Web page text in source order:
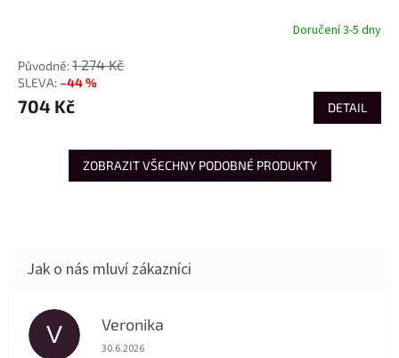
Doručení 3-5 dny
1 274 Kč
–44 %
704 Kč DETAIL
ZOBRAZIT VŠECHNY PODOBNÉ PRODUKTY
V Veronika
Hodnocení obchodu je 5 z 5 hvězdiček.
30.6.2026